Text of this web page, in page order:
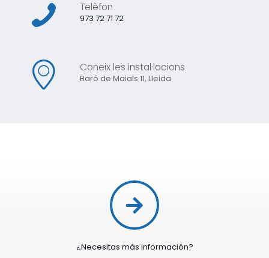
Telèfon
973 72 71 72
Coneix les instal·lacions
Baró de Maials 11, Lleida
¿Necesitas más información?